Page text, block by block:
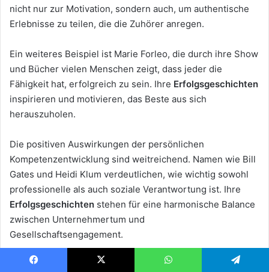
nicht nur zur Motivation, sondern auch, um authentische
Erlebnisse zu teilen, die die Zuhörer anregen.
Ein weiteres Beispiel ist Marie Forleo, die durch ihre Show
und Bücher vielen Menschen zeigt, dass jeder die
Fähigkeit hat, erfolgreich zu sein. Ihre Erfolgsgeschichten
inspirieren und motivieren, das Beste aus sich
herauszuholen.
Die positiven Auswirkungen der persönlichen
Kompetenzentwicklung sind weitreichend. Namen wie Bill
Gates und Heidi Klum verdeutlichen, wie wichtig sowohl
professionelle als auch soziale Verantwortung ist. Ihre
Erfolgsgeschichten stehen für eine harmonische Balance
zwischen Unternehmertum und
Gesellschaftsengagement.
Die ständige Suche nach Verbesserung im Bereich der